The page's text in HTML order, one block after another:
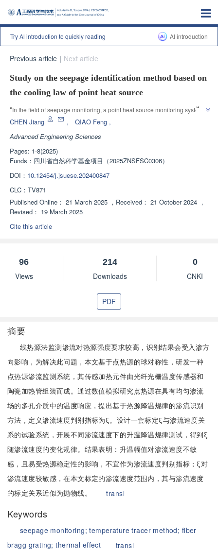
Try Al introduction to quickly reading AI introduction
Previous article | Next article
Study on the seepage identification method based on
the cooling law of point heat source
“In the field of seepage monitoring, a point heat source monitoring system
has been developed, and a seepage identification method based on the
for seepage velocity discrimination.
”
CHEN Jiang , QIAO Feng ,
Advanced Engineering Sciences
Pages: 1-8(2025)
Funds： 四川省自然科学基金项目（2025ZNSFSC0306）
DOI： 10.12454/j.jsuese.202400847
CLC： TV871
Published Online： 21 March 2025 ， Received： 21 October 2024 ，
Revised： 19 March 2025
Cite this article
96
Views
214
Downloads
0
CNKI
PDF
摘要
线热源法监测渗流对热源强度要求较高，识别结果会受入渗方
向影响，为解决此问题，本文基于点热源的球对称性，研发一种
点热源渗流监测系统，其传感加热元件由光纤光栅温度传感器和
陶瓷加热管组装而成。通过数值模拟研究点热源在具有均匀渗流
场的多孔介质中的温度响应，提出基于热源降温规律的渗流识别
方法，定义渗流速度判别指标为ξ。设计一套标定ξ与渗流速度关
系的试验系统，开展不同渗流速度下的升温降温规律测试，得到ξ
随渗流速度的变化规律。结果表明：升温幅值对渗流速度不敏
感，且易受热源稳定性的影响，不宜作为渗流速度判别指标；ξ对
渗流速度较敏感，在本文标定的渗流速度范围内，其与渗流速度
的标定关系近似为抛物线。
transl
Keywords
seepage monitoring;temperature tracer method; fiber
bragg grating;thermal effect transl